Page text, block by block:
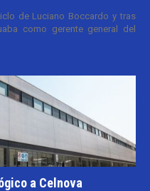
de Luciano Boccardo y tras
como gerente general del
a Celnova